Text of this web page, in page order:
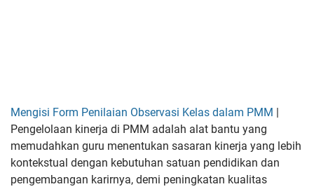
Mengisi Form Penilaian Observasi Kelas dalam PMM |
Pengelolaan kinerja di PMM adalah alat bantu yang
memudahkan guru menentukan sasaran kinerja yang lebih
kontekstual dengan kebutuhan satuan pendidikan dan
pengembangan karirnya, demi peningkatan kualitas